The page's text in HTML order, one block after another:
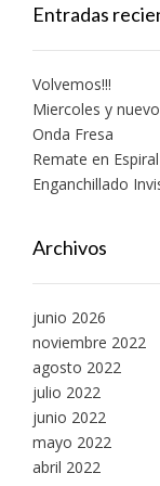
Entradas
Volvemos!!!
Miercoles y
Onda Fresa
Remate en
Enganchillado
Archivos
junio 2026
noviembre 2022
agosto 2022
julio 2022
junio 2022
mayo 2022
abril 2022